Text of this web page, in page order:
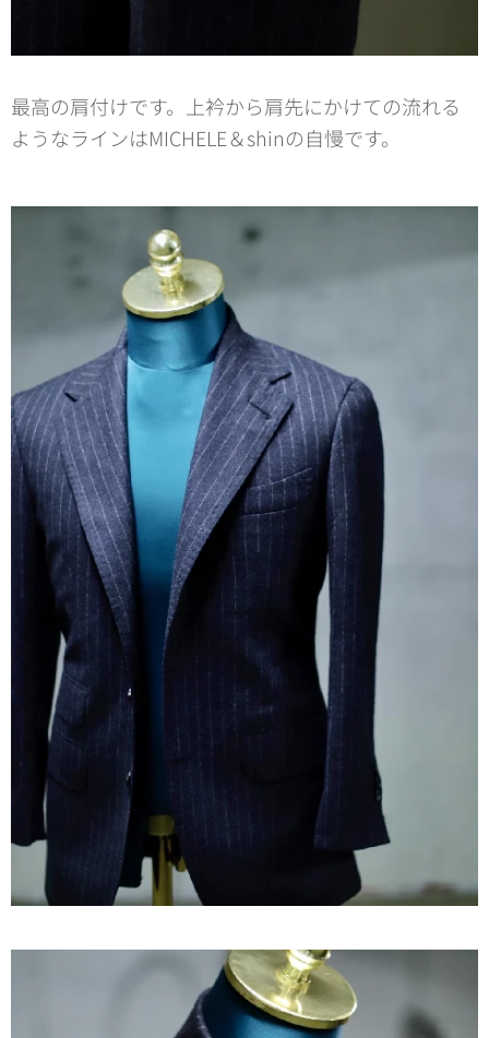
最高の肩付けです。上衿から肩先にかけての流れる
ようなラインはMICHELE＆shinの自慢です。